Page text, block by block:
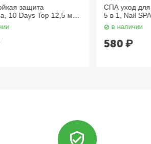
СПА уход для ногтей и кутикулы
5 в 1, Nail SPA 5 in 1, 12,5 мл. IQ